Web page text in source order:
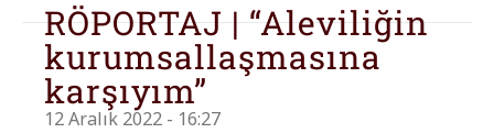
RÖPORTAJ | “Aleviliğin
kurumsallaşmasına
karşıyım”
12 Aralık 2022 - 16:27